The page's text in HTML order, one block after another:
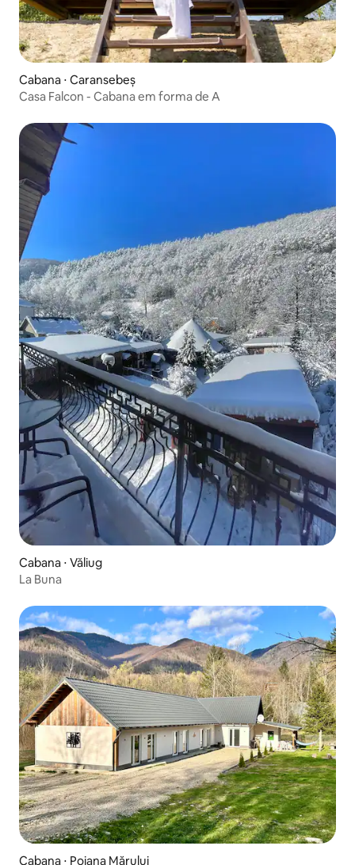
Cabana ⋅ Caransebeș
Casa Falcon - Cabana em forma de A
Cabana ⋅ Văliug
La Buna
Cabana ⋅ Poiana Mărului